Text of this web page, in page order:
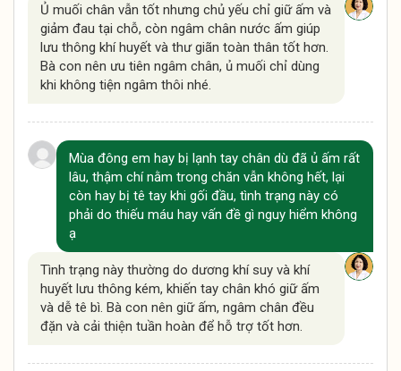
Ủ muối chân vẫn tốt nhưng chủ yếu chỉ giữ ấm và
giảm đau tại chỗ, còn ngâm chân nước ấm giúp
lưu thông khí huyết và thư giãn toàn thân tốt hơn.
Bà con nên ưu tiên ngâm chân, ủ muối chỉ dùng
khi không tiện ngâm thôi nhé.
Mùa đông em hay bị lạnh tay chân dù đã ủ ấm rất
lâu, thậm chí nằm trong chăn vẫn không hết, lại
còn hay bị tê tay khi gối đầu, tình trạng này có
phải do thiếu máu hay vấn đề gì nguy hiểm không
ạ
Tình trạng này thường do dương khí suy và khí
huyết lưu thông kém, khiến tay chân khó giữ ấm
và dễ tê bì. Bà con nên giữ ấm, ngâm chân đều
đặn và cải thiện tuần hoàn để hỗ trợ tốt hơn.